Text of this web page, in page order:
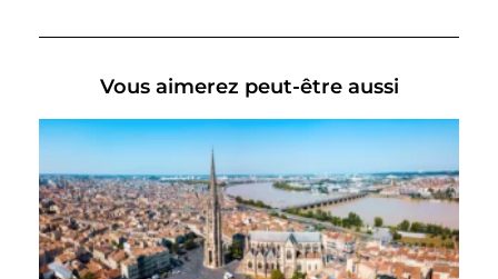
Vous aimerez peut-être aussi